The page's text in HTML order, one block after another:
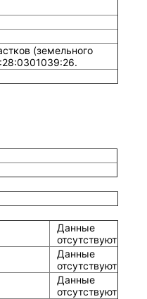
(земельного
Данные
отсутствуют
Данные
отсутствуют
Данные
отсутствуют